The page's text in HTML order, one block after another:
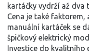
kartáčky vydrží až dva
Cena je také
manuální kartáček se
špičkový elektrický
Investice do kvalitního